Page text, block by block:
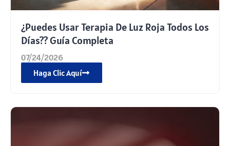
¿Puedes Usar Terapia De Luz Roja Todos Los
Días?? Guía Completa
07/24/2026
Haga Clic Aquí